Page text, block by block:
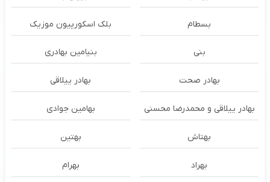
بسطام بلک اسکورپیون موزیک
بنی بنیامین بهادری
بهادر صحت بهادر ییلاقی
بهادر ییلاقی و محمدرضا محسنی بهامین جوادی
بهتاش بهتین
بهراد بهرام